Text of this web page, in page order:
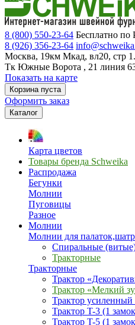
8 (800) 550-23-64 Бесплатно по
8 (926) 356-23-64
Москва, 19км Мкад, вл20, стр 1.
Тк Южные Ворота , 21 линия
Показать на карте
Корзина пуста
Оформить заказ
Каталог
Карта цветов
Товары бренда Schweika
Распродажа
Бегунки
Молнии
Пуговицы
Разное
Молнии
Молнии для
Спиральные
Тракторные
Тракторные
Трактор
Трактор «Мелкий
Трактор
Трактор T-3 (1
Трактор T-5 (1